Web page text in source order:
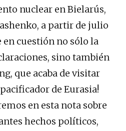
nuclear en Bielarús,
a partir de julio
en cuestión no sólo la
sino también
que acaba de visitar
de Eurasia!
en esta nota sobre
hechos políticos,